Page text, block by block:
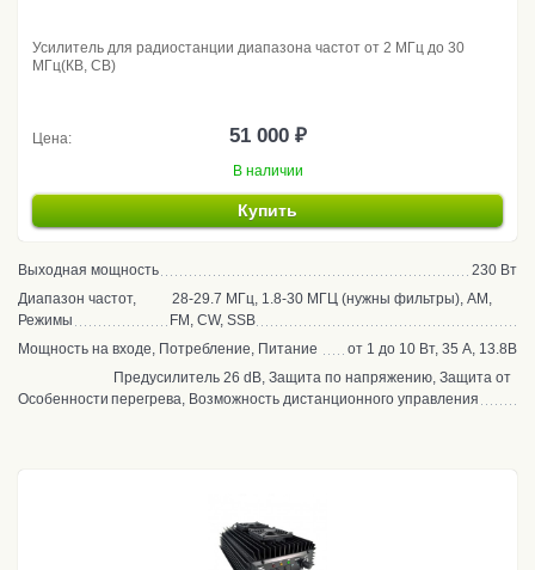
Усилитель для радиостанции диапазона частот от 2 МГц до 30
МГц(КВ, CB)
Цена: 51 000 ₽
В наличии
Купить
Выходная мощность
230 Вт
Диапазон частот,
Режимы
28-29.7 МГц, 1.8-30 МГЦ (нужны фильтры), AM,
FM, CW, SSB
Мощность на входе, Потребление, Питание
от 1 до 10 Вт, 35 А, 13.8В
Особенности
Предусилитель 26 dB, Защита по напряжению, Защита от
перегрева, Возможность дистанционного управления